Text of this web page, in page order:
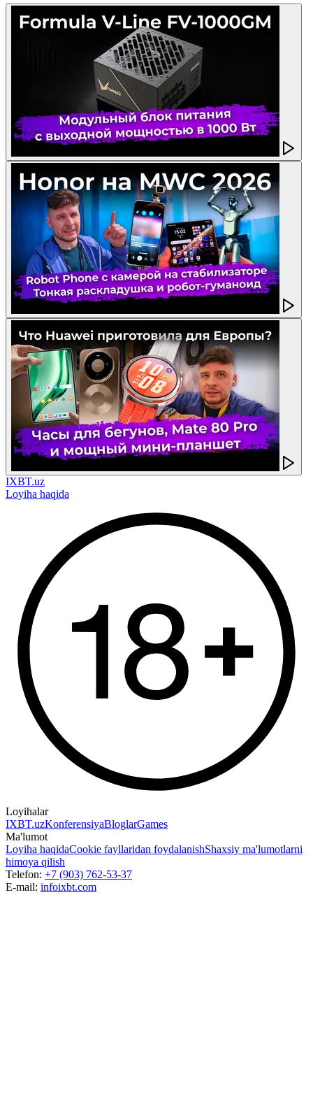
IXBT.uz
Loyiha haqida
Loyihalar
IXBT.uzKonferensiyaBloglarGames
Ma'lumot
Loyiha haqidaCookie fayllaridan foydalanishShaxsiy ma'lumotlarni
himoya qilish
Telefon: +7 (903) 762-53-37
E-mail: infoixbt.com